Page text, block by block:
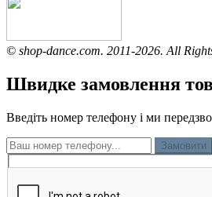
© shop-dance.com. 2011-2026. All
Швидке замовлення
Введіть номер телефону і ми
Замовити